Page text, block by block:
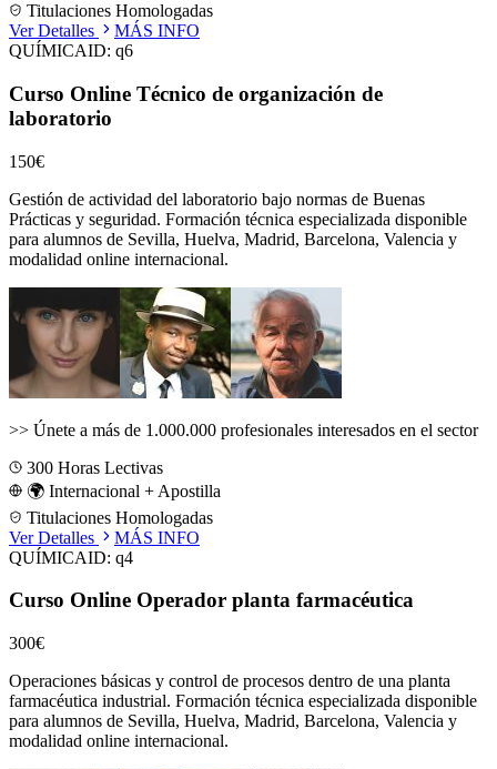
Titulaciones Homologadas
Ver Detalles
MÁS INFO
QUÍMICAID: q6
Curso Online Técnico de organización de
laboratorio
150€
Gestión de actividad del laboratorio bajo normas de Buenas
Prácticas y seguridad. Formación técnica especializada disponible
para alumnos de Sevilla, Huelva, Madrid, Barcelona, Valencia y
modalidad online internacional.
>> Únete a más de 1.000.000 profesionales interesados en el sector
300 Horas Lectivas
🌍 Internacional + Apostilla
Titulaciones Homologadas
Ver Detalles
MÁS INFO
QUÍMICAID: q4
Curso Online Operador planta farmacéutica
300€
Operaciones básicas y control de procesos dentro de una planta
farmacéutica industrial. Formación técnica especializada disponible
para alumnos de Sevilla, Huelva, Madrid, Barcelona, Valencia y
modalidad online internacional.